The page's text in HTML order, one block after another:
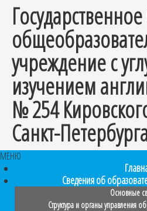
учреждение с
изучением
№ 254
Санкт-
МЕНЮ
Сведения об
Основные
Структура и органы управления